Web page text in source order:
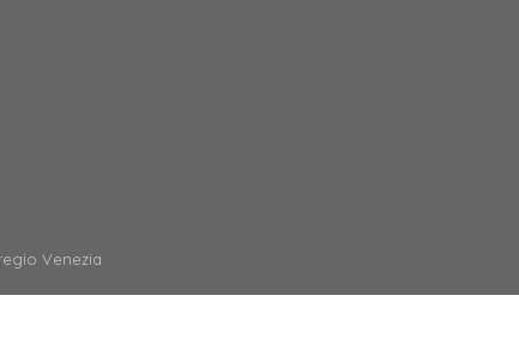
Venezia